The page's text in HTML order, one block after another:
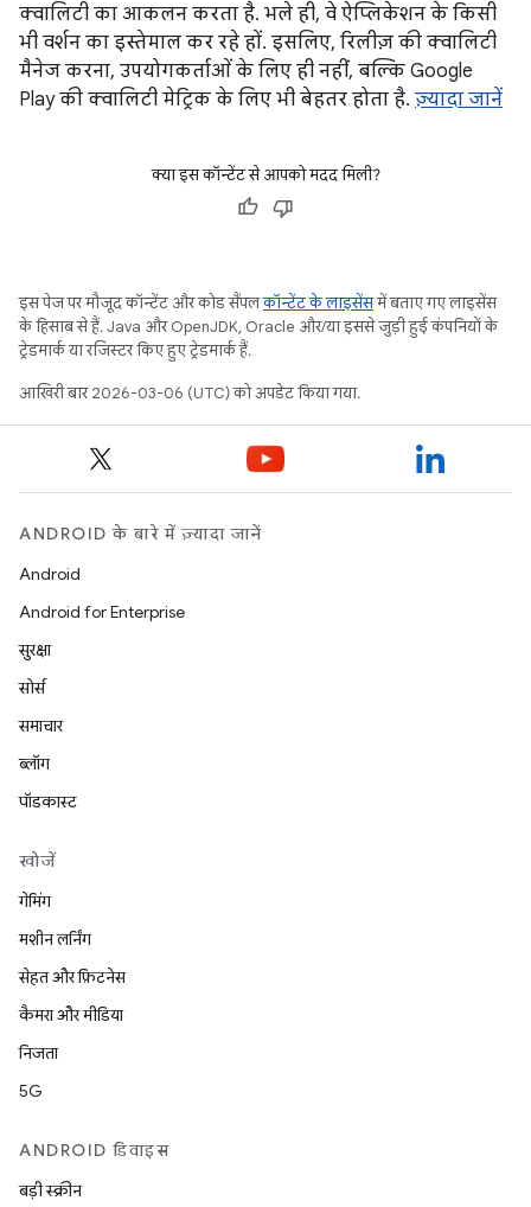
क्वालिटी का आकलन करता है. भले ही, वे ऐप्लिकेशन के किसी
भी वर्शन का इस्तेमाल कर रहे हों. इसलिए, रिलीज़ की क्वालिटी
मैनेज करना, उपयोगकर्ताओं के लिए ही नहीं, बल्कि Google
Play की क्वालिटी मेट्रिक के लिए भी बेहतर होता है. ज़्यादा जानें
क्या इस कॉन्टेंट से आपको मदद मिली?
इस पेज पर मौजूद कॉन्टेंट और कोड सैंपलकॉन्टेंट के लाइसेंसमें बताए गए लाइसेंस
के हिसाब से हैं. Java और OpenJDK, Oracle और/या इससे जुड़ी हुई कंपनियों के
ट्रेडमार्क या रजिस्टर किए हुए ट्रेडमार्क हैं.
आखिरी बार 2026-03-06 (UTC) को अपडेट किया गया.
ANDROID के बारे में ज़्यादा जानें
Android
Android for Enterprise
सुरक्षा
सोर्स
समाचार
ब्लॉग
पॉडकास्ट
खोजें
गेमिंग
मशीन लर्निंग
सेहत और फ़िटनेस
कैमरा और मीडिया
निजता
5G
ANDROID डिवाइस
बड़ी स्क्रीन